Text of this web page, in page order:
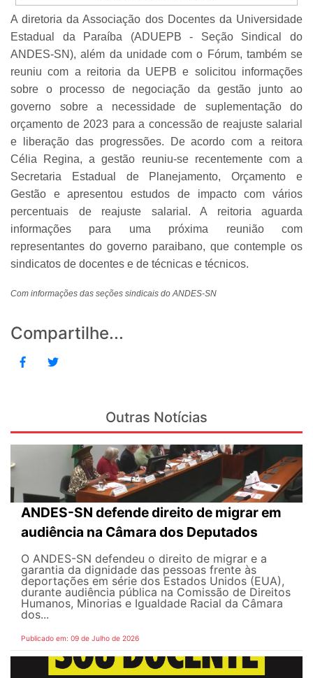
A diretoria da Associação dos Docentes da Universidade
Estadual da Paraíba (ADUEPB - Seção Sindical do
ANDES-SN), além da unidade com o Fórum, também se
reuniu com a reitoria da UEPB e solicitou informações
sobre o processo de negociação da gestão junto ao
governo sobre a necessidade de suplementação do
orçamento de 2023 para a concessão de reajuste salarial
e liberação das progressões. De acordo com a reitora
Célia Regina, a gestão reuniu-se recentemente com a
Secretaria Estadual de Planejamento, Orçamento e
Gestão e apresentou estudos de impacto com vários
percentuais de reajuste salarial. A reitoria aguarda
informações para uma próxima reunião com
representantes do governo paraibano, que contemple os
sindicatos de docentes e de técnicas e técnicos.
Com informações das seções sindicais do ANDES-SN
Compartilhe...
Outras Notícias
ANDES-SN defende direito de migrar em
audiência na Câmara dos Deputados
O ANDES-SN defendeu o direito de migrar e a
garantia da dignidade das pessoas frente às
deportações em série dos Estados Unidos (EUA),
durante audiência pública na Comissão de Direitos
Humanos, Minorias e Igualdade Racial da Câmara
dos...
Publicado em: 09 de Julho de 2026